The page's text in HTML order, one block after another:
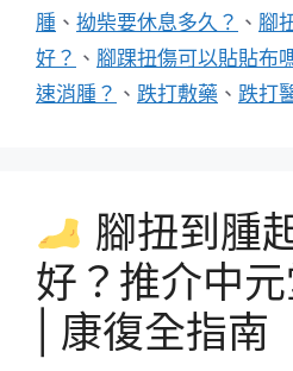
腫 、 拗柴要休息多久？ 、 腳
好？ 、 腳踝扭傷可以貼貼布
速消腫？ 、 跌打敷藥 、 跌打
腳扭到腫
好？推介中
| 康復全指南